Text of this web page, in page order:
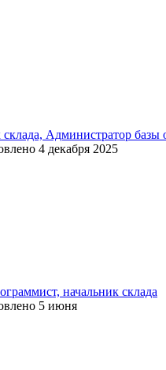
Администратор базы
4 декабря 2025
начальник склада
5 июня